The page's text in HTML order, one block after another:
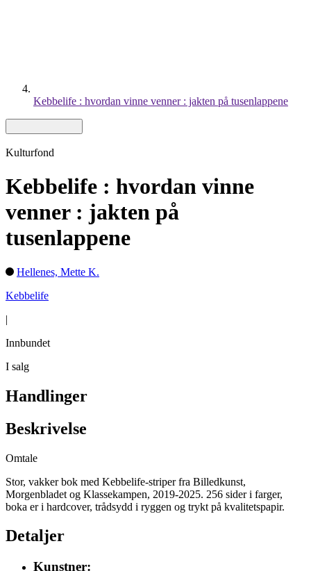
Kebbelife : hvordan vinne venner : jakten på tusenlappene
Kulturfond
Kebbelife : hvordan vinne
venner : jakten på
tusenlappene
Hellenes, Mette K.
Kebbelife
|
Innbundet
I salg
Handlinger
Beskrivelse
Omtale
Stor, vakker bok med Kebbelife-striper fra Billedkunst,
Morgenbladet og Klassekampen, 2019-2025. 256 sider i farger,
boka er i hardcover, trådsydd i ryggen og trykt på kvalitetspapir.
Detaljer
Kunstner: